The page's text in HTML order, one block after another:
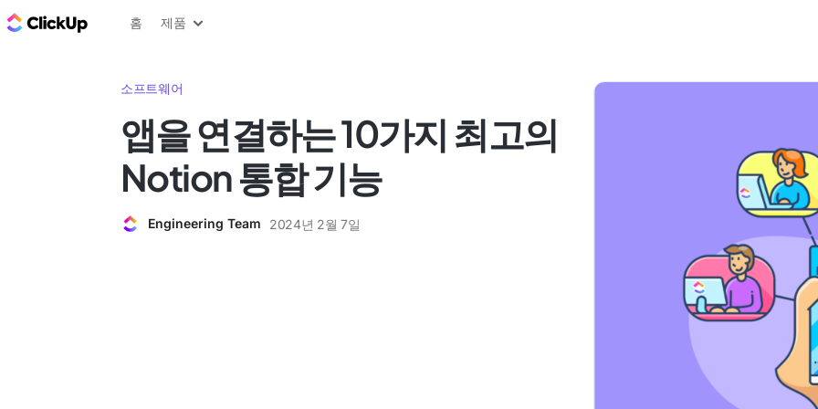
ClickUp 블로그
홈 제품
소프트웨어
앱을 연결하는 10가지 최고의
Notion 통합 기능
Engineering Team 2024년 2월 7일